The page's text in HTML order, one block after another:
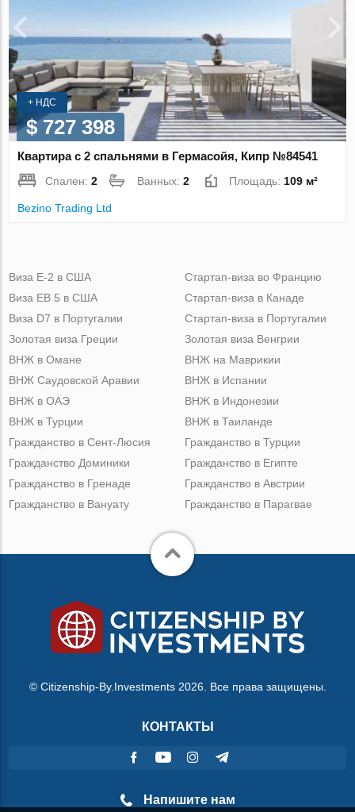
+ НДС
$ 727 398
Квартира с 2 спальнями в Гермасойя, Кипр №84541
Спален:2 Ванных:2 Площадь: 109 м²
Bezino Trading Ltd
Виза Е-2 в США
Виза ЕВ 5 в США
Виза D7 в Португалии
Золотая виза Греции
Стартап-виза во Францию
Стартап-виза в Канаде
Стартап-виза в Португалии
Золотая виза Венгрии
ВНЖ в Омане
ВНЖ Саудовской Аравии
ВНЖ в ОАЭ
ВНЖ в Турции
ВНЖ на Маврикии
ВНЖ в Испании
ВНЖ в Индонезии
ВНЖ в Таиланде
Гражданство в Сент-Люсия
Гражданство Доминики
Гражданство в Гренаде
Гражданство в Вануату
Гражданство в Турции
Гражданство в Египте
Гражданство в Австрии
Гражданство в Парагвае
© Citizenship-By.Investments 2026. Все права защищены.
КОНТАКТЫ
Напишите нам